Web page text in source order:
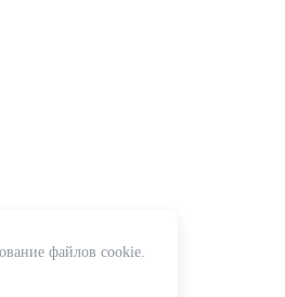
файлов cookie.